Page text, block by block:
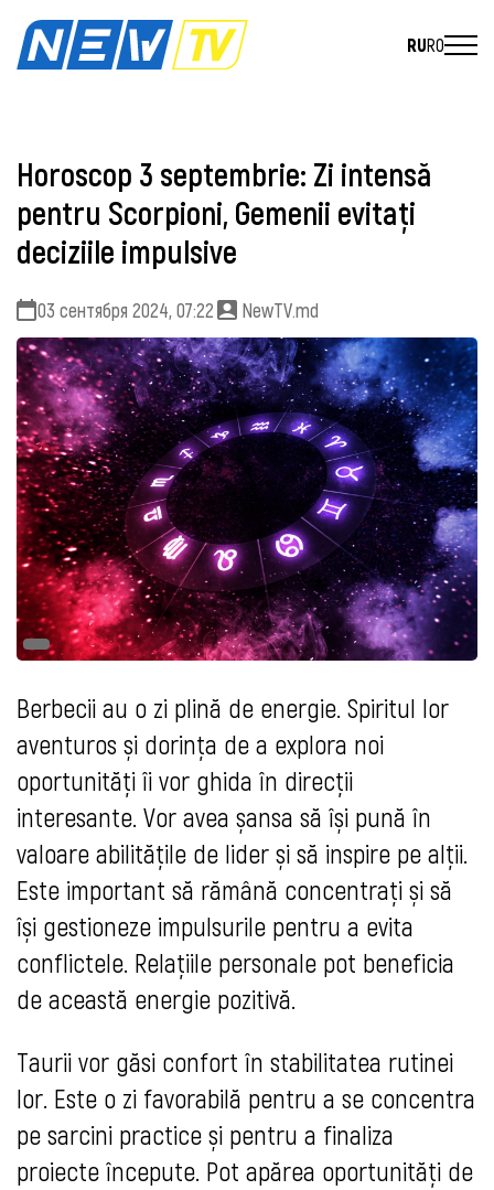
RURO
Horoscop 3 septembrie: Zi intensă
pentru Scorpioni, Gemenii evitați
deciziile impulsive
03 сентября 2024, 07:22 NewTV.md
Berbecii au o zi plină de energie. Spiritul lor
aventuros și dorința de a explora noi
oportunități îi vor ghida în direcții
interesante. Vor avea șansa să își pună în
valoare abilitățile de lider și să inspire pe alții.
Este important să rămână concentrați și să
își gestioneze impulsurile pentru a evita
conflictele. Relațiile personale pot beneficia
de această energie pozitivă.
Taurii vor găsi confort în stabilitatea rutinei
lor. Este o zi favorabilă pentru a se concentra
pe sarcini practice și pentru a finaliza
proiecte începute. Pot apărea oportunități de